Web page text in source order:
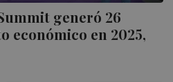
generó 26
económico en 2025,